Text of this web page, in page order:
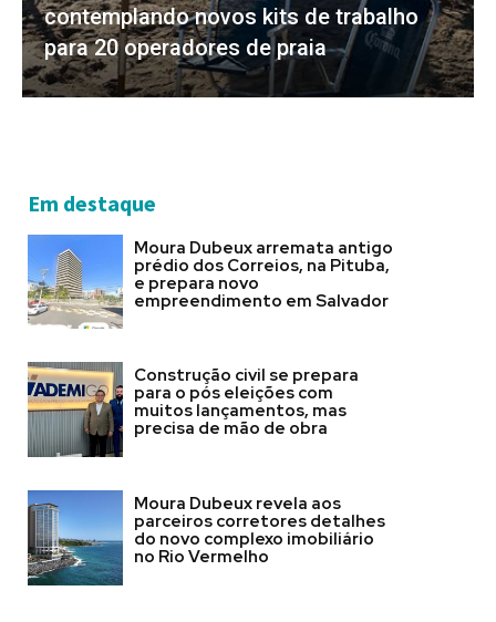
contemplando novos kits de trabalho
para 20 operadores de praia
Em destaque
Moura Dubeux arremata antigo
prédio dos Correios, na Pituba,
e prepara novo
empreendimento em Salvador
Construção civil se prepara
para o pós eleições com
muitos lançamentos, mas
precisa de mão de obra
Moura Dubeux revela aos
parceiros corretores detalhes
do novo complexo imobiliário
no Rio Vermelho